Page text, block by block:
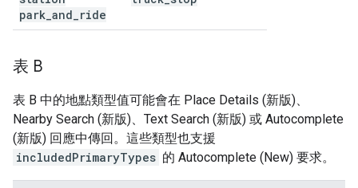
park and ride
表 B
表 B 中的地點類型值可能會在 Place Details (新版)、
Nearby Search (新版)、Text Search (新版) 或 Autocomplete
(新版) 回應中傳回。這些類型也支援
includedPrimaryTypes 的 Autocomplete (New) 要求。